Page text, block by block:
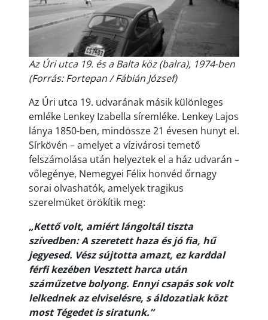
Az Úri utca 19. és a Balta köz (balra), 1974-ben
(Forrás: Fortepan / Fábián József)
Az Úri utca 19. udvarának másik különleges
emléke Lenkey Izabella síremléke. Lenkey Lajos
lánya 1850-ben, mindössze 21 évesen hunyt el.
Sírkövén – amelyet a vízivárosi temető
felszámolása után helyeztek el a ház udvarán –
vőlegénye, Nemegyei Félix honvéd őrnagy
sorai olvashatók, amelyek tragikus
szerelmüket örökítik meg:
„Kettő volt, amiért lángoltál tiszta
szívedben: A szeretett haza és jó fia, hű
jegyesed. Vész sújtotta amazt, ez karddal
férfi kezében Vesztett harca után
száműzetve bolyong. Ennyi csapás sok volt
lelkednek az elviselésre, s áldozatiak közt
most Tégedet is siratunk.”